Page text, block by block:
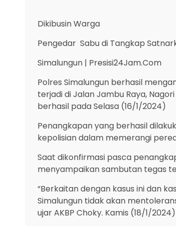
Dikibusin Warga
Pengedar Sabu di Tangkap
Simalungun | Presisi24Jam.Com
Polres Simalungun berhasil
terjadi di Jalan Jambu Raya,
berhasil pada Selasa (16/1/2024)
Penangkapan yang berhasil
kepolisian dalam memerangi
Saat dikonfirmasi pasca
menyampaikan sambutan tegas
“Berkaitan dengan kasus ini dan
Simalungun tidak akan
ujar AKBP Choky. Kamis (18/1/2024)